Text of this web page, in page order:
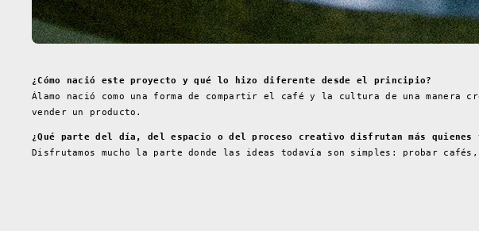
¿Cómo nació este proyecto y qué lo hizo diferente desde el principio?
Álamo nació como una forma de compartir el café y la cultura de una
vender un producto.
¿Qué parte del día, del espacio o del proceso creativo disfrutan más quienes
Disfrutamos mucho la parte donde las ideas todavía son simples: probar